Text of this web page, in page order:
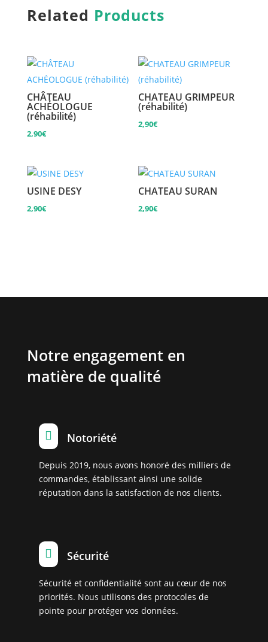
Related Products
CHÂTEAU
ACHÉOLOGUE
(réhabilité)
2,90€
CHATEAU GRIMPEUR
(réhabilité)
2,90€
USINE DESY
2,90€
CHATEAU SURAN
2,90€
Notre engagement en
matière de qualité
 Notoriété
Depuis 2019, nous avons honoré des milliers de
commandes, établissant ainsi une solide
réputation dans la satisfaction de nos clients.
 Sécurité
Sécurité et confidentialité sont au cœur de nos
priorités. Nous utilisons des protocoles de
pointe pour protéger vos données.